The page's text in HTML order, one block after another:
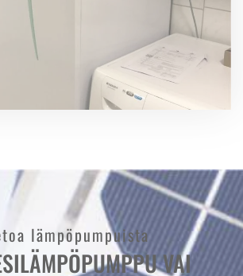
lämpöpumpuista
VAI